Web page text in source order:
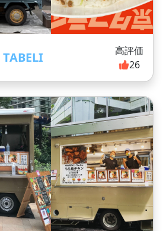
高評価
26